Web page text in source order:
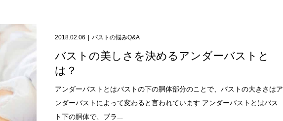
2018.02.06
バストの悩みQ&A
バストの美しさを決めるアンダーバストと
は？
アンダーバストとはバストの下の胴体部分のことで、バストの大きさはア
ンダーバストによって変わると言われています アンダーバストとはバス
ト下の胴体で、ブラ...